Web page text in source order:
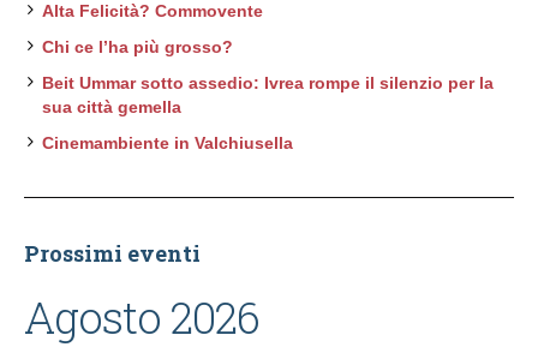
Alta Felicità? Commovente
Chi ce l’ha più grosso?
Beit Ummar sotto assedio: Ivrea rompe il silenzio per la
sua città gemella
Cinemambiente in Valchiusella
Prossimi eventi
Agosto 2026